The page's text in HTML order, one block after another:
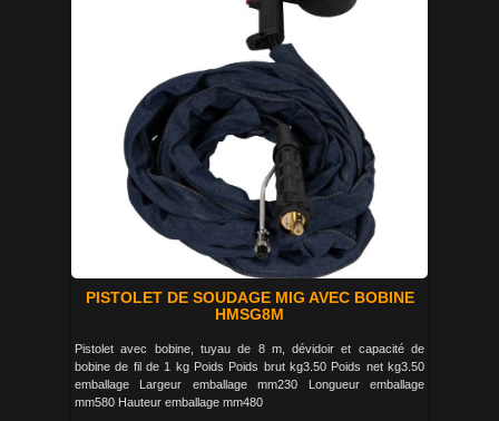
PISTOLET DE SOUDAGE MIG AVEC BOBINE
HMSG8M
Pistolet avec bobine, tuyau de 8 m, dévidoir et capacité de
bobine de fil de 1 kg Poids Poids brut kg3.50 Poids net kg3.50
emballage Largeur emballage mm230 Longueur emballage
mm580 Hauteur emballage mm480